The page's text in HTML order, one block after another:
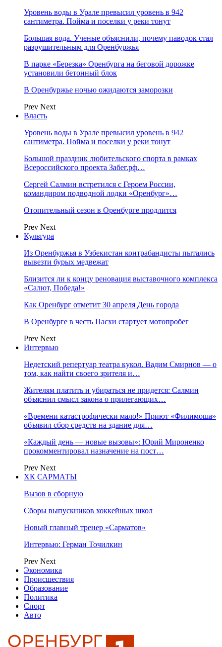
Уровень воды в Урале превысил уровень в 942
сантиметра. Пойма и поселки у реки тонут
Большая вода. Ученые объяснили, почему паводок стал
разрушительным для Оренбуржья
В парке «Березка» Оренбурга на беговой дорожке
установили бетонный блок
В Оренбуржье ночью ожидаются заморозки
Prev Next
Власть
Уровень воды в Урале превысил уровень в 942
сантиметра. Пойма и поселки у реки тонут
Большой праздник любительского спорта в рамках
Всероссийского проекта Забег.рф…
Сергей Салмин встретился с Героем России,
командиром подводной лодки «Оренбург»…
Отопительный сезон в Оренбурге продлится
Prev Next
Культура
Из Оренбуржья в Узбекистан контрабандисты пытались
вывезти бурых медвежат
Близится ли к концу реновация выставочного комплекса
«Салют, Победа!»
Как Оренбург отметит 30 апреля День города
В Оренбурге в честь Пасхи стартует мотопробег
Prev Next
Интервью
Недетский репертуар театра кукол. Вадим Смирнов — о
том, как найти своего зрителя и…
Жителям платить и убираться не придется: Салмин
объяснил смысл закона о прилегающих…
«Времени катастрофически мало!» Приют «Филимоша»
объявил сбор средств на здание для…
«Каждый день — новые вызовы»: Юрий Мироненко
прокомментировал назначение на пост…
Prev Next
ХК САРМАТЫ
Вызов в сборную
Сборы выпускников хоккейных школ
Новый главный тренер «Сарматов»
Интервью: Герман Точилкин
Prev Next
Экономика
Происшествия
Образование
Политика
Спорт
Авто